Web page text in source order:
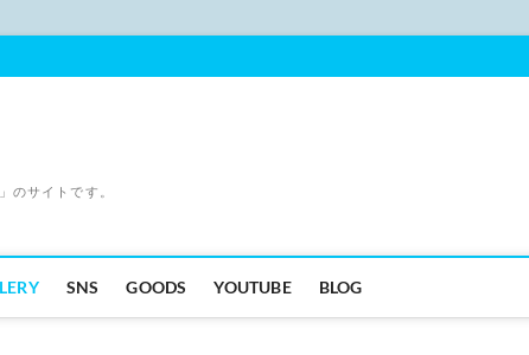
のサイトです。
SNS GOODS YOUTUBE BLOG